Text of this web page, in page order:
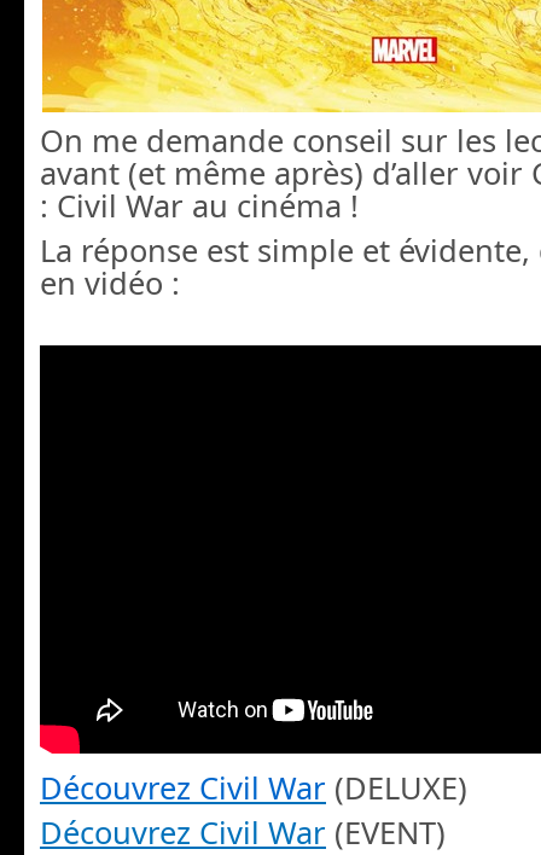
On me demande conseil sur les
avant (et même après) d’aller voir
: Civil War au cinéma !
La réponse est simple et
en vidéo :
Découvrez Civil War (DELUXE)
Découvrez Civil War (EVENT)